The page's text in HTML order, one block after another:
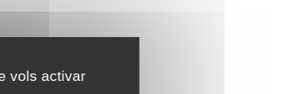
vols activar